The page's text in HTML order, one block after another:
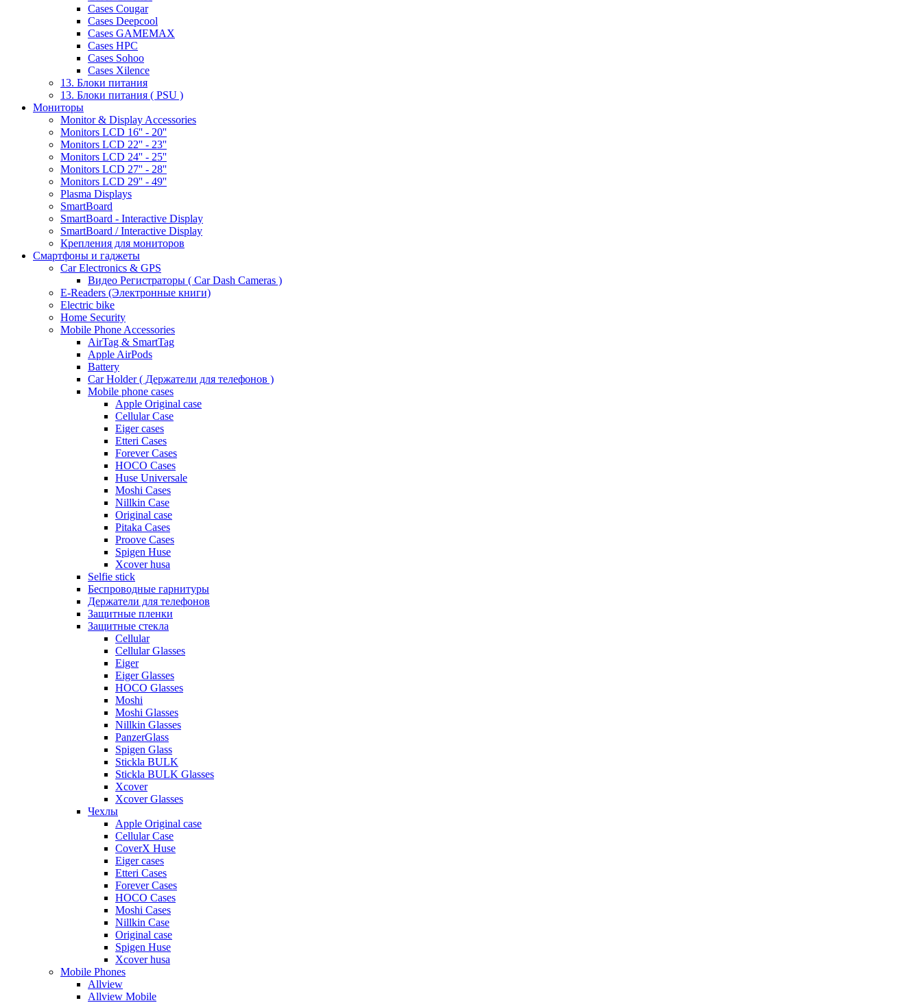
Cases Cougar
Cases Deepcool
Cases GAMEMAX
Cases HPC
Cases Sohoo
Cases Xilence
13. Блоки питания
13. Блоки питания ( PSU )
Мониторы
Monitor & Display Accessories
Monitors LCD 16'' - 20''
Monitors LCD 22'' - 23''
Monitors LCD 24'' - 25''
Monitors LCD 27'' - 28''
Monitors LCD 29'' - 49''
Plasma Displays
SmartBoard
SmartBoard - Interactive Display
SmartBoard / Interactive Display
Крепления для мониторов
Смартфоны и гаджеты
Car Electronics & GPS
Видео Регистраторы ( Car Dash Cameras )
E-Readers (Электронные книги)
Electric bike
Home Security
Mobile Phone Accessories
AirTag & SmartTag
Apple AirPods
Battery
Car Holder ( Держатели для телефонов )
Mobile phone cases
Apple Original case
Cellular Case
Eiger cases
Etteri Cases
Forever Cases
HOCO Cases
Huse Universale
Moshi Cases
Nillkin Case
Original case
Pitaka Cases
Proove Cases
Spigen Huse
Xcover husa
Selfie stick
Беспроводные гарнитуры
Держатели для телефонов
Защитные пленки
Защитные стекла
Cellular
Cellular Glasses
Eiger
Eiger Glasses
HOCO Glasses
Moshi
Moshi Glasses
Nillkin Glasses
PanzerGlass
Spigen Glass
Stickla BULK
Stickla BULK Glasses
Xcover
Xcover Glasses
Чехлы
Apple Original case
Cellular Case
CoverX Huse
Eiger cases
Etteri Cases
Forever Cases
HOCO Cases
Moshi Cases
Nillkin Case
Original case
Spigen Huse
Xcover husa
Mobile Phones
Allview
Allview Mobile